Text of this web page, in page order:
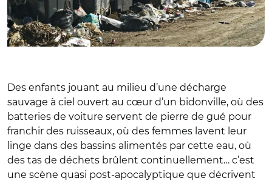
Des enfants jouant au milieu d’une décharge
sauvage à ciel ouvert au cœur d’un bidonville, où des
batteries de voiture servent de pierre de gué pour
franchir des ruisseaux, où des femmes lavent leur
linge dans des bassins alimentés par cette eau, où
des tas de déchets brûlent continuellement… c’est
une scène quasi post-apocalyptique que décrivent